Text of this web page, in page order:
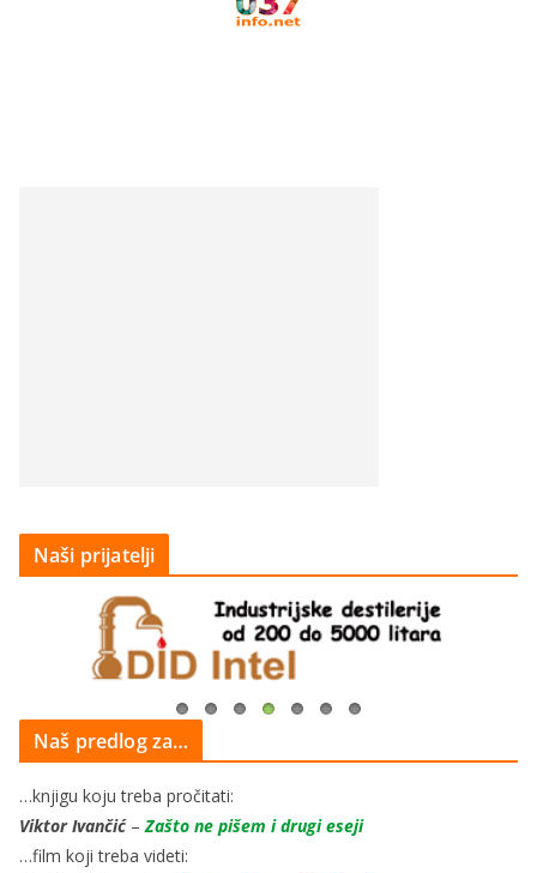
Naši prijatelji
Naš predlog za…
…knjigu koju treba pročitati:
Viktor Ivančić–Zašto ne pišem i drugi eseji
…film koji treba videti: